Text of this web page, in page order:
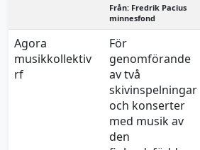
Från: Fredrik Pacius
minnesfond
Agora
musikkollektiv
rf
För
genomförande
av två
skivinspelningar
och konserter
med musik av
den